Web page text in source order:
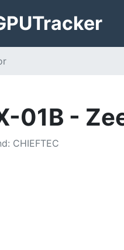
Tracker
01B -
: CHIEFTEC